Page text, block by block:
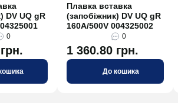
DV UQ gR
0
Плавка вставка
(запобіжник) DV UQ gR
160A/500V 004325002
0
1 360.80 грн.
До кошика